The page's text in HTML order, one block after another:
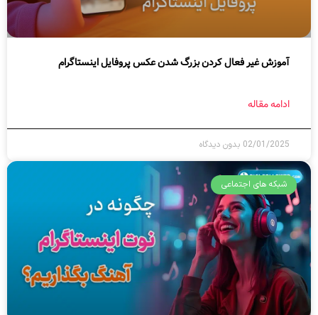
آموزش غیر فعال کردن بزرگ شدن عکس پروفایل اینستاگرام
ادامه مقاله
02/01/2025 بدون دیدگاه
شبکه های اجتماعی